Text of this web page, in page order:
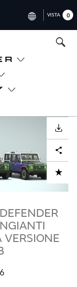
FRANCE (FRANÇAIS)
ITALY (ITALIANO)
VISTA 0
ADD TO CART
Share
VERSIONE